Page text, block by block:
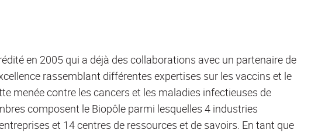
en 2005 qui a déjà des collaborations avec un partenaire de
rassemblant différentes expertises sur les vaccins et le
menée contre les cancers et les maladies infectieuses de
composent le Biopôle parmi lesquelles 4 industries
et 14 centres de ressources et de savoirs. En tant que